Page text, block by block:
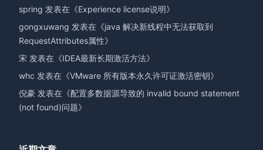
spring 发表在《Experience license说明》
gongxuwang 发表在《java 解决新线程中无法获取到
RequestAttributes属性》
宋 发表在《IDEA最新长期激活方法》
whc 发表在《VMware 所有版本永久许可证激活密钥》
倪豪 发表在《配置多数据源导致的 invalid bound statement
(not found)问题》